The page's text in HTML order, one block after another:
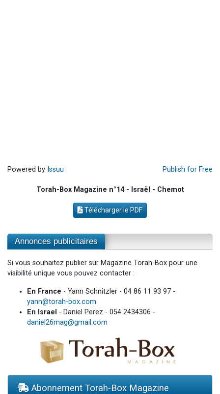
Powered by Issuu Publish for Free
Torah-Box Magazine n°14 - Israël - Chemot
Télécharger le PDF
Annonces publicitaires
Si vous souhaitez publier sur Magazine Torah-Box pour une
visibilité unique vous pouvez contacter :
En France - Yann Schnitzler - 04 86 11 93 97 -
yann@torah-box.com
En Israel - Daniel Perez - 054 2434306 -
daniel26mag@gmail.com
Abonnement Torah-Box Magazine